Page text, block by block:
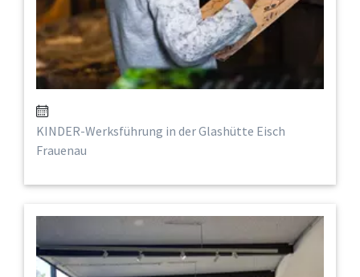
KINDER-Werksführung in der Glashütte Eisch
Frauenau